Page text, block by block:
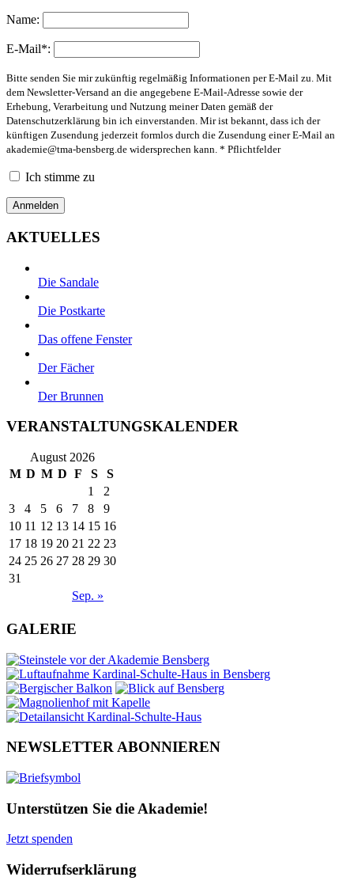
Name:
E-Mail*:
Bitte senden Sie mir zukünftig regelmäßig Informationen per E-Mail zu. Mit
dem Newsletter-Versand an die angegebene E-Mail-Adresse sowie der
Erhebung, Verarbeitung und Nutzung meiner Daten gemäß der
Datenschutzerklärung bin ich einverstanden. Mir ist bekannt, dass ich der
künftigen Zusendung jederzeit formlos durch die Zusendung einer E-Mail an
akademie@tma-bensberg.de widersprechen kann. * Pflichtfelder
Ich stimme zu
AKTUELLES
Die Sandale
Die Postkarte
Das offene Fenster
Der Fächer
Der Brunnen
VERANSTALTUNGSKALENDER
August 2026
M D M D F S S
Sep. »
1
2
3
4 5 6 7 8
9
10 11 12 13 14 15 16
17 18 19 20 21 22 23
24 25 26 27 28 29 30
31
GALERIE
NEWSLETTER ABONNIEREN
Unterstützen Sie die Akademie!
Jetzt spenden
Widerrufserklärung